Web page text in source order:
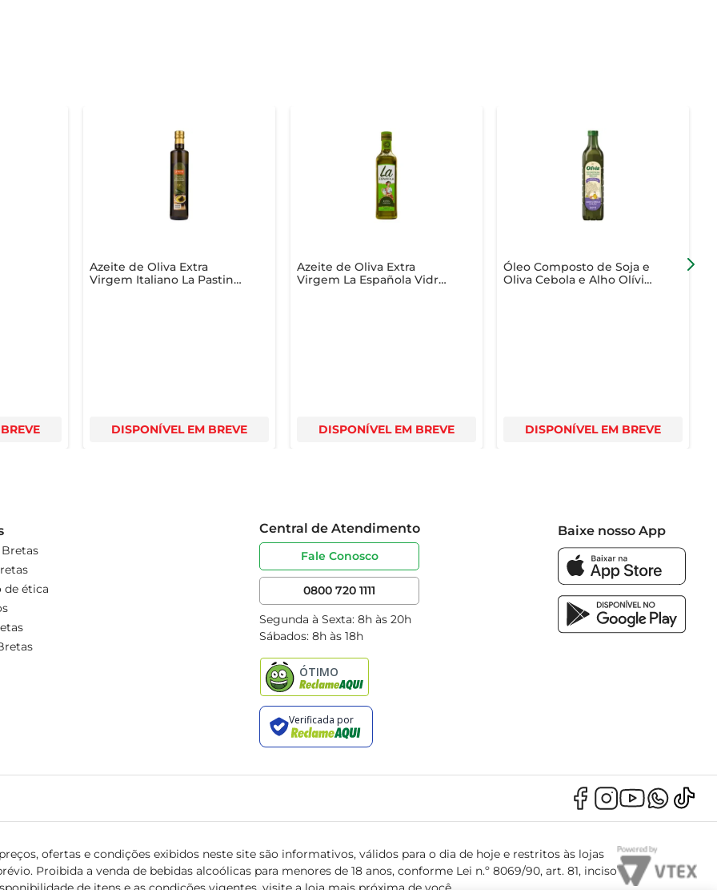
permitindo que você tenha sempre à mão um azeite de qualidade superior. Seu design elegante também faz dele
da boa mesa.
Azeite de Oliva Extra
Virgem Italiano La Pastina
DISPONÍVEL EM BREVE
Azeite de Oliva Extra
Virgem La Española Vidro
DISPONÍVEL EM BREVE
Óleo Composto de Soja e
Oliva Cebola e Alho Olívia
DISPONÍVEL EM BREVE
de ética
Central de Atendimento
Fale Conosco
0800 720 1111
Segunda à Sexta: 8h às 20h
Sábados: 8h às 18h
Baixe nosso App
ofertas e condições exibidos neste site são informativos, válidos para o dia de hoje e restritos às lojas
Proibida a venda de bebidas alcoólicas para menores de 18 anos, conforme Lei n.º 8069/90, art. 81, inciso